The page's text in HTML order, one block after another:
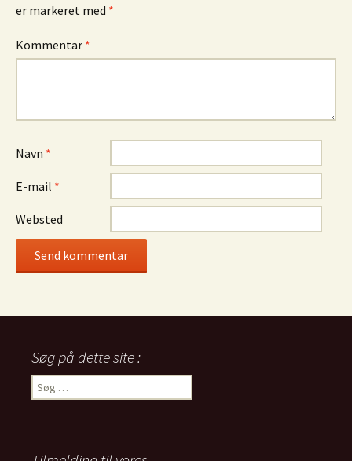
er markeret med *
Kommentar *
Navn *
E-mail *
Websted
Søg på dette site :
Søg
efter: